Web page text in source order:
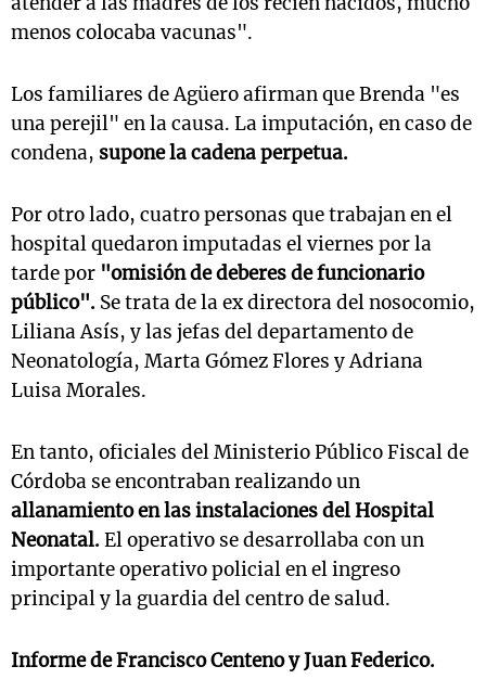
menos colocaba vacunas".
Los familiares de Agüero afirman que Brenda "es
una perejil" en la causa. La imputación, en caso de
condena, supone la cadena perpetua.
Por otro lado, cuatro personas que trabajan en el
hospital quedaron imputadas el viernes por la
tarde por "omisión de deberes de funcionario
público". Se trata de la ex directora del nosocomio,
Liliana Asís, y las jefas del departamento de
Neonatología, Marta Gómez Flores y Adriana
Luisa Morales.
En tanto, oficiales del Ministerio Público Fiscal de
Córdoba se encontraban realizando un
allanamiento en las instalaciones del Hospital
Neonatal. El operativo se desarrollaba con un
importante operativo policial en el ingreso
principal y la guardia del centro de salud.
Informe de Francisco Centeno y Juan Federico.